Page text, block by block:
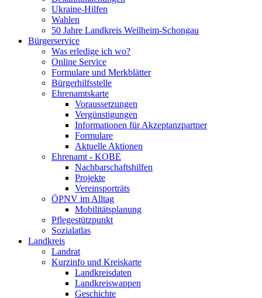
Ukraine-Hilfen
Wahlen
50 Jahre Landkreis Weilheim-Schongau
Bürgerservice
Was erledige ich wo?
Online Service
Formulare und Merkblätter
Bürgerhilfsstelle
Ehrenamtskarte
Voraussetzungen
Vergünstigungen
Informationen für Akzeptanzpartner
Formulare
Aktuelle Aktionen
Ehrenamt - KOBE
Nachbarschaftshilfen
Projekte
Vereinsporträts
ÖPNV im Alltag
Mobilitätsplanung
Pflegestützpunkt
Sozialatlas
Landkreis
Landrat
Kurzinfo und Kreiskarte
Landkreisdaten
Landkreiswappen
Geschichte